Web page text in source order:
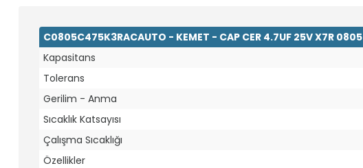
C0805C475K3RACAUTO - KEMET - CAP CER 4.7UF 25V X7R 0805
Kapasitans
Tolerans
Gerilim - Anma
Sıcaklık Katsayısı
Çalışma Sıcaklığı
Özellikler